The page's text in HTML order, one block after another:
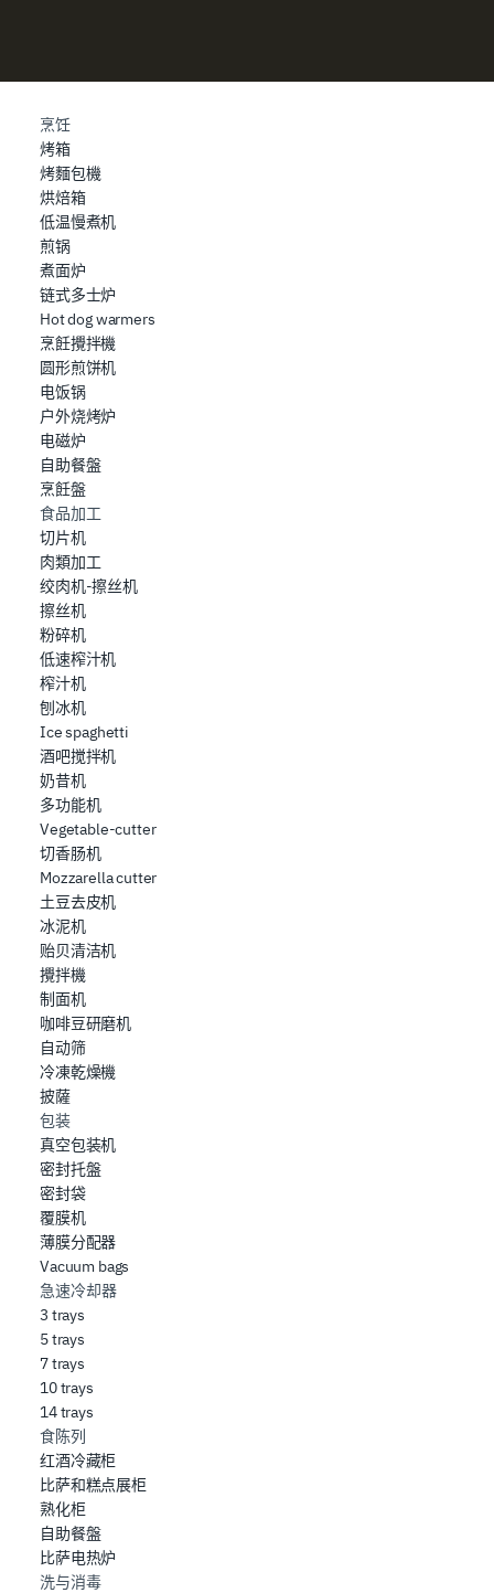
烹饪
烤箱
烤麵包機
烘焙箱
低温慢煮机
煎锅
煮面炉
链式多士炉
Hot dog warmers
烹飪攪拌機
圆形煎饼机
电饭锅
户外烧烤炉
电磁炉
自助餐盤
烹飪盤
食品加工
切片机
肉類加工
绞肉机-擦丝机
擦丝机
粉碎机
低速榨汁机
榨汁机
刨冰机
Ice spaghetti
酒吧搅拌机
奶昔机
多功能机
Vegetable-cutter
切香肠机
Mozzarella cutter
土豆去皮机
冰泥机
贻贝清洁机
攪拌機
制面机
咖啡豆研磨机
自动筛
冷凍乾燥機
披薩
包装
真空包装机
密封托盤
密封袋
覆膜机
薄膜分配器
Vacuum bags
急速冷却器
3 trays
5 trays
7 trays
10 trays
14 trays
食陈列
红酒冷藏柜
比萨和糕点展柜
熟化柜
自助餐盤
比萨电热炉
洗与消毒